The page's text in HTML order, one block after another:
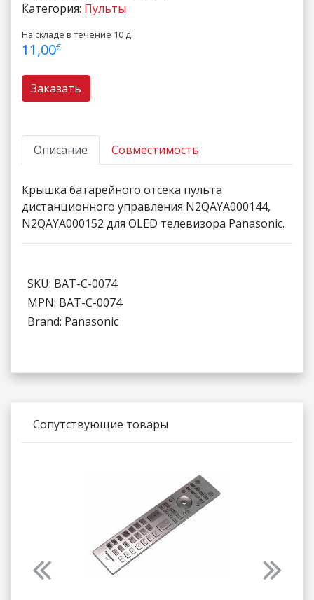
Категория: Пульты
На складе в течение 10 д.
11,00€
Заказать
Описание Совместимость
Крышка батарейного отсека пульта
дистанционного управления N2QAYA000144,
N2QAYA000152 для OLED телевизора Panasonic.
SKU: BAT-C-0074
MPN: BAT-C-0074
Brand: Panasonic
Сопутствующие товары
Previous Next